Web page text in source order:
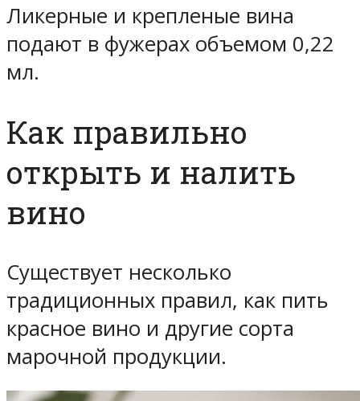
Ликерные и крепленые вина
подают в фужерах объемом 0,22
мл.
Как правильно
открыть и налить
вино
Существует несколько
традиционных правил, как пить
красное вино и другие сорта
марочной продукции.